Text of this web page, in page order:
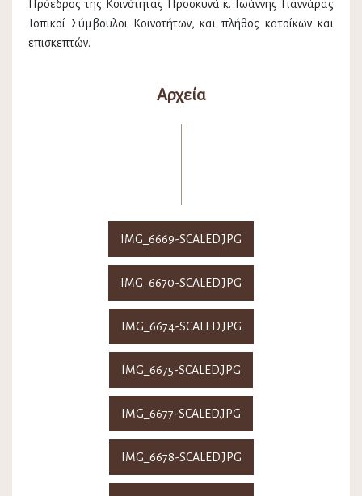
Πρόεδρος της Κοινότητας Προσκυνά κ. Ιωάννης Γιαννάρας
Τοπικοί Σύμβουλοι Κοινοτήτων, και πλήθος κατοίκων και
επισκεπτών.
Αρχεία
IMG_6669-SCALED.JPG
IMG_6670-SCALED.JPG
IMG_6674-SCALED.JPG
IMG_6675-SCALED.JPG
IMG_6677-SCALED.JPG
IMG_6678-SCALED.JPG